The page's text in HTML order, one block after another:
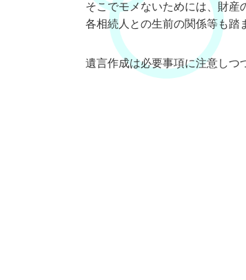
そこでモメないためには、財産
各相続人との生前の関係等も踏
遺言作成は必要事項に注意しつ